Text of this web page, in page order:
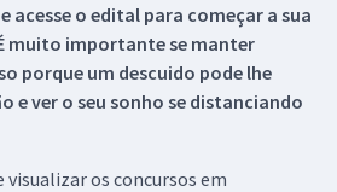
acesse o edital para começar a sua
muito importante se manter
porque um descuido pode lhe
e ver o seu sonho se distanciando
visualizar os concursos em